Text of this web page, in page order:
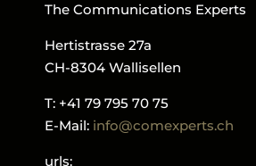
The Communications Experts
Hertistrasse 27a
CH-8304 Wallisellen
T: +41 79 795 70 75
E-Mail: info@comexperts.ch
urls: